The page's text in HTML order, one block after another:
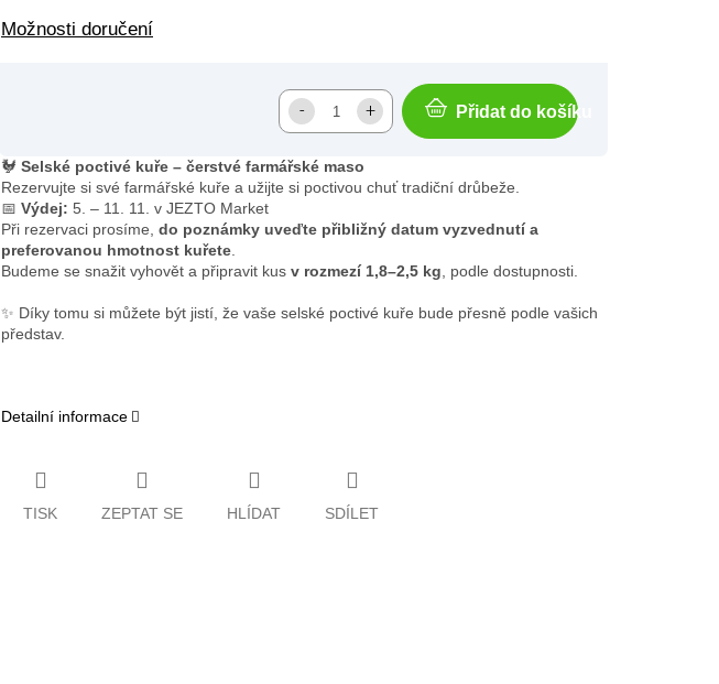
Možnosti doručení
Přidat do košíku
🐓 Selské poctivé kuře – čerstvé farmářské maso
Rezervujte si své farmářské kuře a užijte si poctivou chuť tradiční drůbeže.
📅 Výdej: 5. – 11. 11. v JEZTO Market
Při rezervaci prosíme, do poznámky uveďte přibližný datum vyzvednutí a
preferovanou hmotnost kuřete
Budeme se snažit vyhovět a připravit kus v rozmezí 1,8–2,5 kg , podle dostupnosti.
✨ Díky tomu si můžete být jistí, že vaše selské poctivé kuře bude přesně podle vašich
představ.
Detailní informace
TISK ZEPTAT SE HLÍDAT SDÍLET